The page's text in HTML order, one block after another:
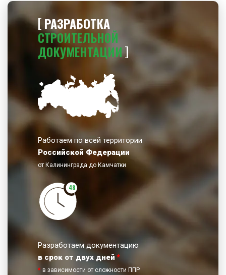
РАЗРАБОТКА
СТРОИТЕЛЬНОЙ
ДОКУМЕНТАЦИИ
Работаем по всей территории
Российской Федерации
от Калининграда до Камчатки
48
Разработаем документацию
в срок от двух дней *
* в зависимости от сложности ППР